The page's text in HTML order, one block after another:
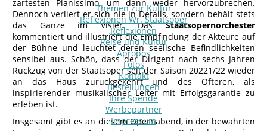
Themen zur Kultur
Reflexionen Wr. Staatsoper
Reflexionen
Reise und Kultur
Apropos
Fotos
Kontakt
Bestellungen
Ihre Spende
Werbepartner
Impressum
zartesten Pianissimo, um dann weder hervorzubrechen.
Dennoch verliert er sich nie in Details, sondern behält stets
das Ganze im Visier. DasStaatsopernorchester
kommentiert und illustriert die Empfindung der Akteure auf
der Bühne und leuchtet deren seelische Befindlichkeiten
sensibel aus. Schön, dass der Dirigent nach sechs Jahren
Rückzug von der Staatsoper seit der Saison 20221/22 wieder
an das Haus zurückgekehrt und des Öfteren, als
inspirierender musikalischer Leiter mit Erfolgsgarantie zu
erleben ist.
Insgesamt gibt es an diesem Opernabend, in der bewährten